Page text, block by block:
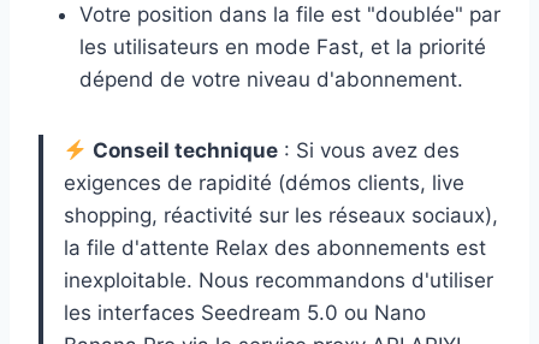
Votre position dans la file est "doublée" par
les utilisateurs en mode Fast, et la priorité
dépend de votre niveau d'abonnement.
Conseil technique : Si vous avez des
exigences de rapidité (démos clients, live
shopping, réactivité sur les réseaux sociaux),
la file d'attente Relax des abonnements est
inexploitable. Nous recommandons d'utiliser
les interfaces Seedream 5.0 ou Nano